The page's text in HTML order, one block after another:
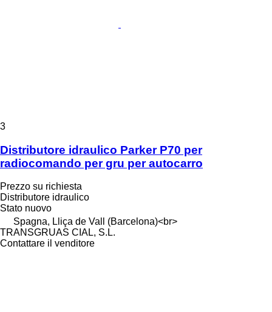
3
Distributore idraulico Parker P70 per
radiocomando per gru per autocarro
Prezzo su richiesta
Distributore idraulico
Stato nuovo
Spagna, Lliça de Vall (Barcelona)<br>
TRANSGRUAS CIAL, S.L.
Contattare il venditore